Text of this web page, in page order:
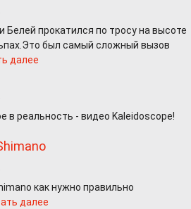
Белей прокатился по тросу на высоте
был самый сложный вызов
далее
в реальность - видео Kaleidoscope!
как нужно правильно
далее